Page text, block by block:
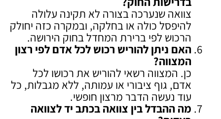
צוואה שנערכה בצורה לא תקינה עלולה
להיפסל כולה או בחלקה, ובמקרה כזה יחולק
הרכוש לפי ברירת המחדל בחוק הירושה.
האם ניתן להוריש רכוש לכל אדם לפי רצון
המצווה?
כן. המצווה רשאי להוריש את רכושו לכל
אדם, גוף ציבורי או עמותה, ללא מגבלות, כל
עוד נעשה הדבר מרצון חופשי.
מה ההבדל בין צוואה בכתב יד לצוואה